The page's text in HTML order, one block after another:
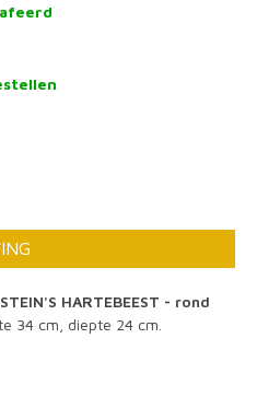
HARTEBEEST - rond
34 cm, diepte 24 cm.